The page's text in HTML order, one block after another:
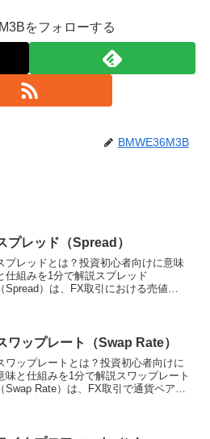
をフォローする
BMWE36M3B
プレッド（Spread）
プレッドとは？投資初心者向けに意味
仕組みを1分で解説スプレッド
（Spread）は、FX取引における売値
えた運用を目指しま...
ワップレート（Swap Rate）
ワップレートとは？投資初心者向けに
味と仕組みを1分で解説スワップレート
（Swap Rate）は、FX取引で通貨ペアの